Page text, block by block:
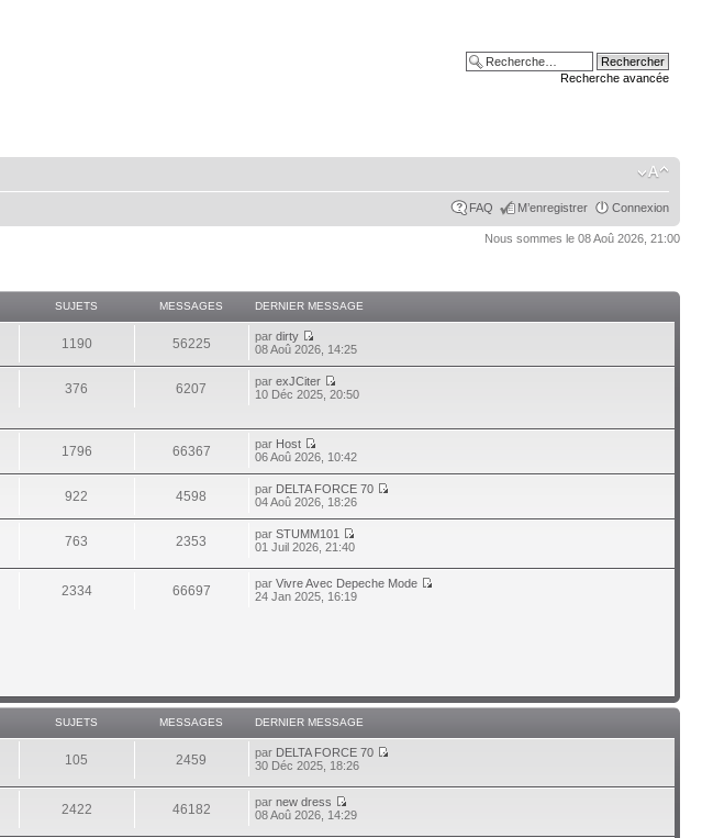
Recherche avancée
FAQ M’enregistrer Connexion
Nous sommes le 08 Aoû 2026, 21:00
SUJETS MESSAGES DERNIER MESSAGE
1190 56225 pardirty
08 Aoû 2026, 14:25
376 6207 parexJCiter
10 Déc 2025, 20:50
1796 66367 par Host
06 Aoû 2026, 10:42
922 4598 par DELTA FORCE 70
04 Aoû 2026, 18:26
763 2353 parSTUMM101
01 Juil 2026, 21:40
2334 66697 parVivre Avec Depeche Mode
24 Jan 2025, 16:19
SUJETS MESSAGES DERNIER MESSAGE
105 2459 par DELTA FORCE 70
30 Déc 2025, 18:26
2422 46182 parnew dress
08 Aoû 2026, 14:29